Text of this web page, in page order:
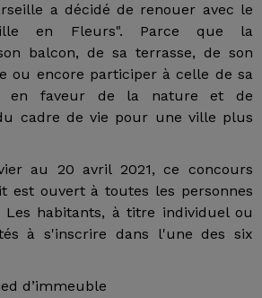
a décidé de renouer avec le
en Fleurs". Parce que la
balcon, de sa terrasse, de son
ou encore participer à celle de sa
en faveur de la nature et de
cadre de vie pour une ville plus
au 20 avril 2021, ce concours
est ouvert à toutes les personnes
Les habitants, à titre individuel ou
à s'inscrire dans l'une des six
d’immeuble